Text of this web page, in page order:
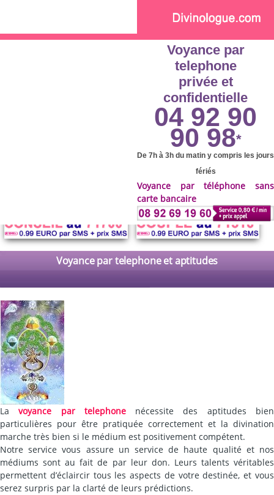
Voyance par
telephone
privée et
confidentielle
04 92 90
90 98*
De 7h à 3h du matin y compris les jours
fériés
Voyance par téléphone sans
carte bancaire
Voyance par telephone et aptitudes
Lavoyance par telephonenécessite des aptitudes bien
particulières pour être pratiquée correctement et la divination
marche très bien si le médium est positivement compétent.
Notre service vous assure un service de haute qualité et nos
médiums sont au fait de par leur don. Leurs talents véritables
permettent d’éclaircir tous les aspects de votre destinée, et vous
serez surpris par la clarté de leurs prédictions.